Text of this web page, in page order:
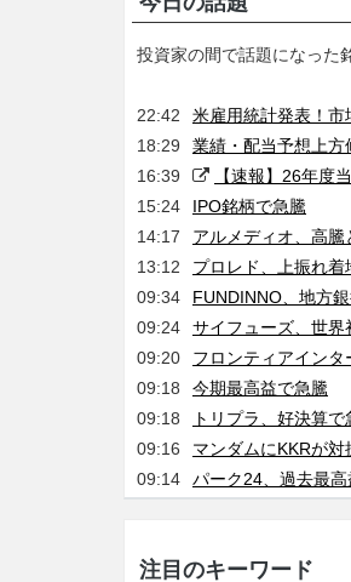
投資家の間で話題になった
22:42
米雇用統計発表！市
18:29
業績・配当予想上方
16:39
【速報】26年度
15:24
IPO銘柄で急騰
14:17
アルメディオ、高騰
13:12
プロレド、上振れ
09:34
FUNDINNO、地方
09:24
サイフューズ、世界
09:20
フロンティアイン
09:18
今期最高益で急騰
09:18
トリプラ、好決算で
09:16
マンダムにKKRが対
09:14
パーク24、過去最
注目のキーワード